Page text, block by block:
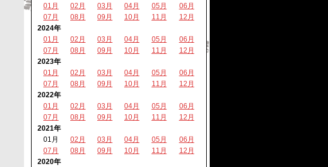
01月
02月 03月 04月 05月
06月
07月
08月 09月 10月 11月
12月
2024年
01月
02月 03月 04月 05月
06月
07月
08月 09月 10月 11月
12月
2023年
01月
02月 03月 04月 05月
06月
07月
08月 09月 10月 11月
12月
2022年
01月
02月 03月 04月 05月
06月
07月
08月 09月 10月 11月
12月
2021年
01月
02月 03月 04月 05月
06月
07月
08月 09月 10月 11月
12月
2020年